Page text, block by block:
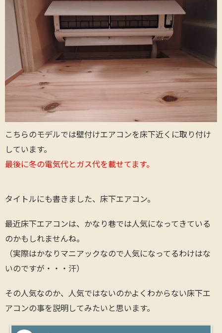
こちらのモデルでは壁付けエアコンを床下近くに取り付け
しています。
最後に冬の電気代とガス代を載せてます。
タイトルにも書きました、床下エアコン。
最近床下エアコンは、かなり巷では人気になってきている
のかもしれませんね。
（実際はかなりマニアックなので人気になってるわけはな
いのですが・・・汗）
その人気なのか、人気ではないのかよくわからない床下エ
アコンの事を説明してみたいと思います。